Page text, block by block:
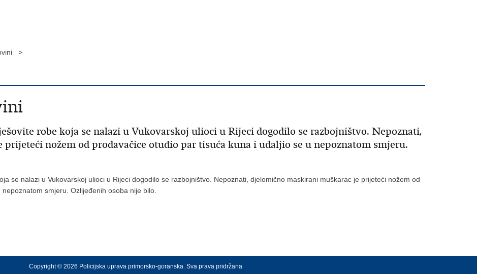
>
robe koja se nalazi u Vukovarskoj ulioci u Rijeci dogodilo se razbojništvo. Nepoznati,
nožem od prodavačice otuđio par tisuća kuna i udaljio se u nepoznatom smjeru.
se nalazi u Vukovarskoj ulioci u Rijeci dogodilo se razbojništvo. Nepoznati, djelomično maskirani muškarac je prijeteći nožem od
smjeru. Ozlijeđenih osoba nije bilo.
Copyright © 2026 Policijska uprava primorsko-goranska. Sva prava pridržana